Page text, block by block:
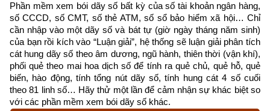
Phần mềm xem bói dãy số bất kỳ của số tài khoản ngân hàng,
số CCCD, số CMT, số thẻ ATM, số sổ bảo hiểm xã hội… Chỉ
cần nhập vào một dãy số và bát tự (giờ ngày tháng năm sinh)
của bạn rồi kích vào “Luận giải”, hệ thống sẽ luận giải phân tích
cát hung dãy số theo âm dương, ngũ hành, thiên thời (vận khí),
phối quẻ theo mai hoa dịch số để tính ra quẻ chủ, quẻ hỗ, quẻ
biến, hào động, tính tổng nút dãy số, tính hung cát 4 số cuối
theo 81 linh số… Hãy thử một lần để cảm nhận sự khác biệt so
với các phần mềm xem bói dãy số khác.